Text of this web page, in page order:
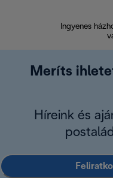
Ingyenes
Meríts
Híreink és